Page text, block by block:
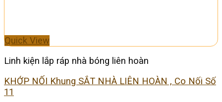
Quick View
Linh kiện lắp ráp nhà bóng liên hoàn
KHỚP NỐI Khung SẮT NHÀ LIÊN HOÀN , Co Nối Số
11